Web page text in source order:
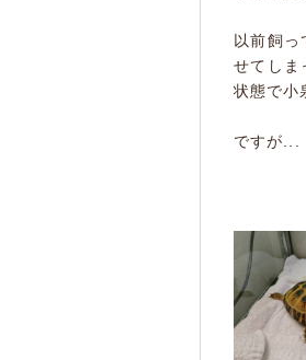
以前飼
せてしま
状態で小
ですが...